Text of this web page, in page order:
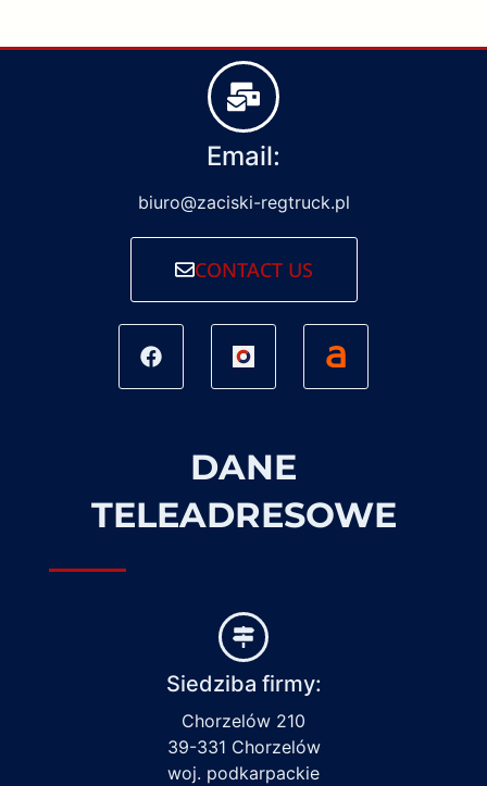
Email:
biuro@zaciski-regtruck.pl
CONTACT US
DANE
TELEADRESOWE
Siedziba firmy:
Chorzelów 210
39-331 Chorzelów
woj. podkarpackie